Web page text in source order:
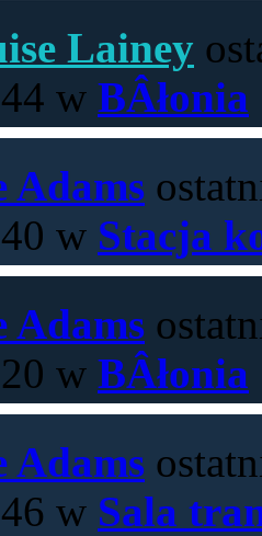
Lainey
w BÂłonia
Adams
w Stacja
Adams
w BÂłonia
Adams
w Sala